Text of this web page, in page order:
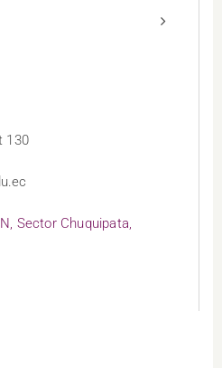
130
Sector Chuquipata,